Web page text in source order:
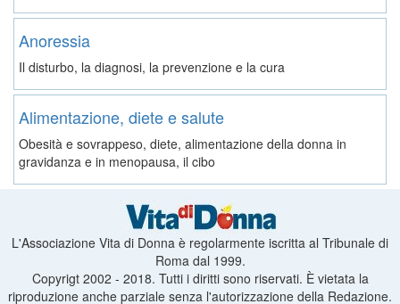
Anoressia
Il disturbo, la diagnosi, la prevenzione e la cura
Alimentazione, diete e salute
Obesità e sovrappeso, diete, alimentazione della donna in
gravidanza e in menopausa, il cibo
L'Associazione Vita di Donna è regolarmente iscritta al Tribunale di
Roma dal 1999.
Copyrigt 2002 - 2018. Tutti i diritti sono riservati. È vietata la
riproduzione anche parziale senza l'autorizzazione della Redazione.